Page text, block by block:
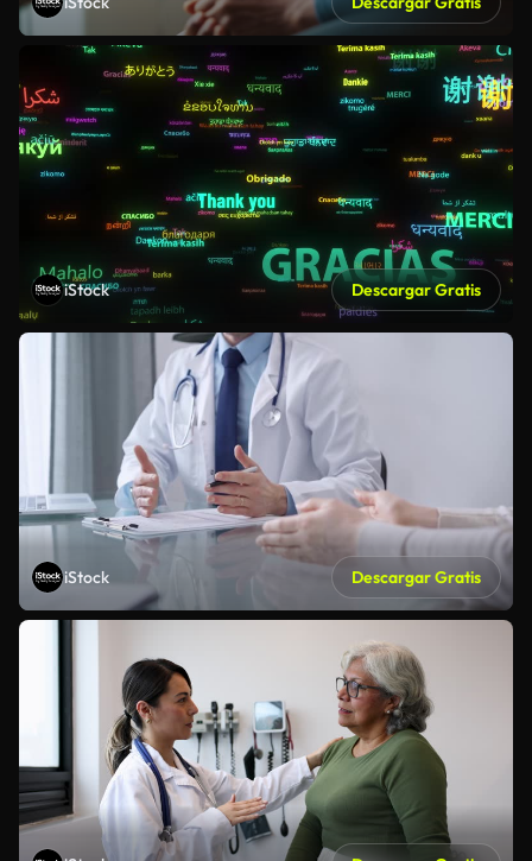
iStock Descargar Gratis
iStock Descargar Gratis